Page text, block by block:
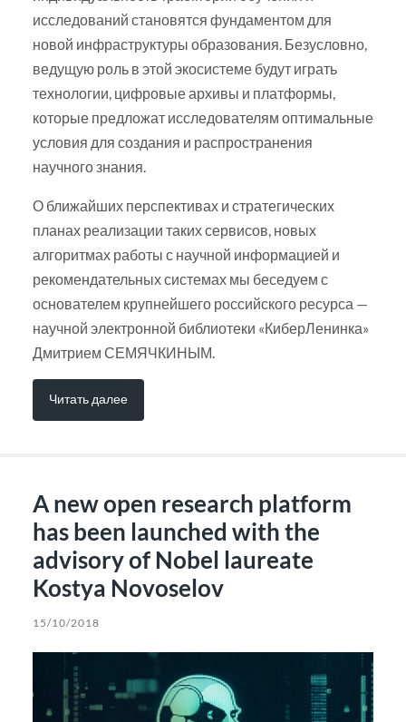
исследований становятся фундаментом для
новой инфраструктуры образования. Безусловно,
ведущую роль в этой экосистеме будут играть
технологии, цифровые архивы и платформы,
которые предложат исследователям оптимальные
условия для создания и распространения
научного знания.
О ближайших перспективах и стратегических
планах реализации таких сервисов, новых
алгоритмах работы с научной информацией и
рекомендательных системах мы беседуем с
основателем крупнейшего российского ресурса —
научной электронной библиотеки «КиберЛенинка»
Дмитрием СЕМЯЧКИНЫМ.
Читать далее
A new open research platform
has been launched with the
advisory of Nobel laureate
Kostya Novoselov
15/10/2018